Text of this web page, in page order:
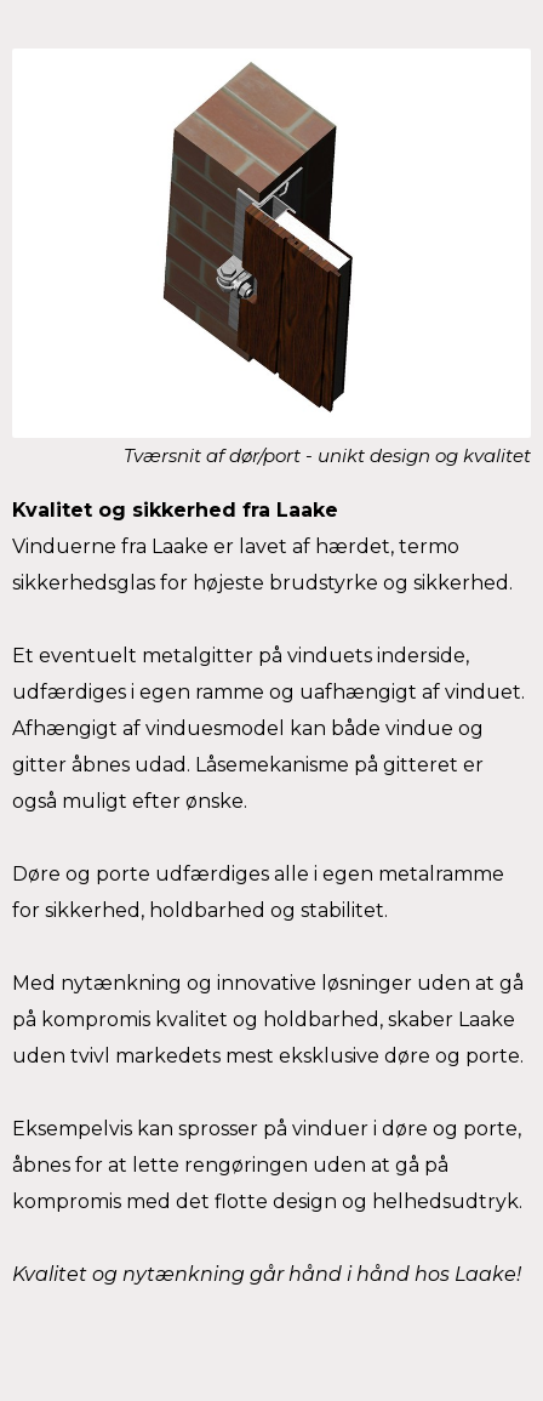
Tværsnit af dør/port - unikt design og kvalitet
Kvalitet og sikkerhed fra Laake
Vinduerne fra Laake er lavet af hærdet, termo
sikkerhedsglas for højeste brudstyrke og sikkerhed.
Et eventuelt metalgitter på vinduets inderside,
udfærdiges i egen ramme og uafhængigt af vinduet.
Afhængigt af vinduesmodel kan både vindue og
gitter åbnes udad. Låsemekanisme på gitteret er
også muligt efter ønske.
Døre og porte udfærdiges alle i egen metalramme
for sikkerhed, holdbarhed og stabilitet.
Med nytænkning og innovative løsninger uden at gå
på kompromis kvalitet og holdbarhed, skaber Laake
uden tvivl markedets mest eksklusive døre og porte.
Eksempelvis kan sprosser på vinduer i døre og porte,
åbnes for at lette rengøringen uden at gå på
kompromis med det flotte design og helhedsudtryk.
Kvalitet og nytænkning går hånd i hånd hos Laake!